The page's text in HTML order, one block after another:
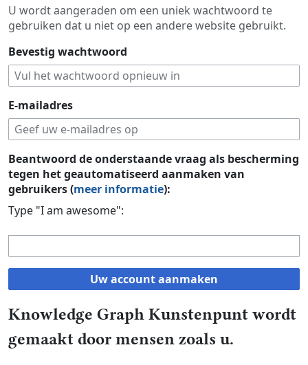
U wordt aangeraden om een uniek wachtwoord te
gebruiken dat u niet op een andere website gebruikt.
Bevestig wachtwoord
E-mailadres
Beantwoord de onderstaande vraag als bescherming
tegen het geautomatiseerd aanmaken van
gebruikers (meer informatie):
Type "I am awesome":
Uw account aanmaken
Knowledge Graph Kunstenpunt wordt
gemaakt door mensen zoals u.